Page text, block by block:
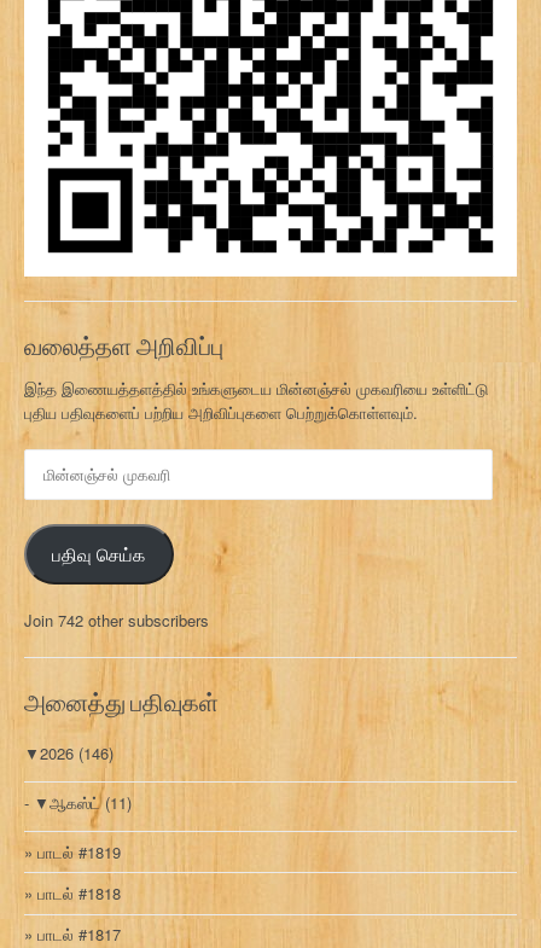
வலைத்தள அறிவிப்பு
இந்த இணையத்தளத்தில் உங்களுடைய மின்னஞ்சல் முகவரியை உள்ளிட்டு
புதிய பதிவுகளைப் பற்றிய அறிவிப்புகளை பெற்றுக்கொள்ளவும்.
ன
ஞ்
ச
ல்
க
வ
பதிவு செய்க
Join 742 other subscribers
அனைத்து பதிவுகள்
▼2026 (146)
▼ஆகஸ்ட்(11)
பாடல் #1819
பாடல் #1818
பாடல் #1817